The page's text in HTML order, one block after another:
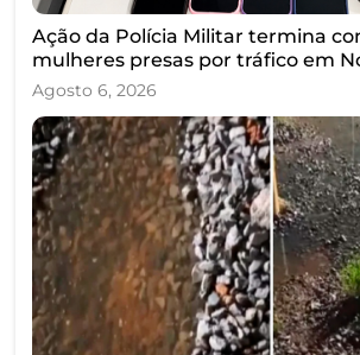
Ação da Polícia Militar termina
mulheres presas por tráfico em
Agosto 6, 2026